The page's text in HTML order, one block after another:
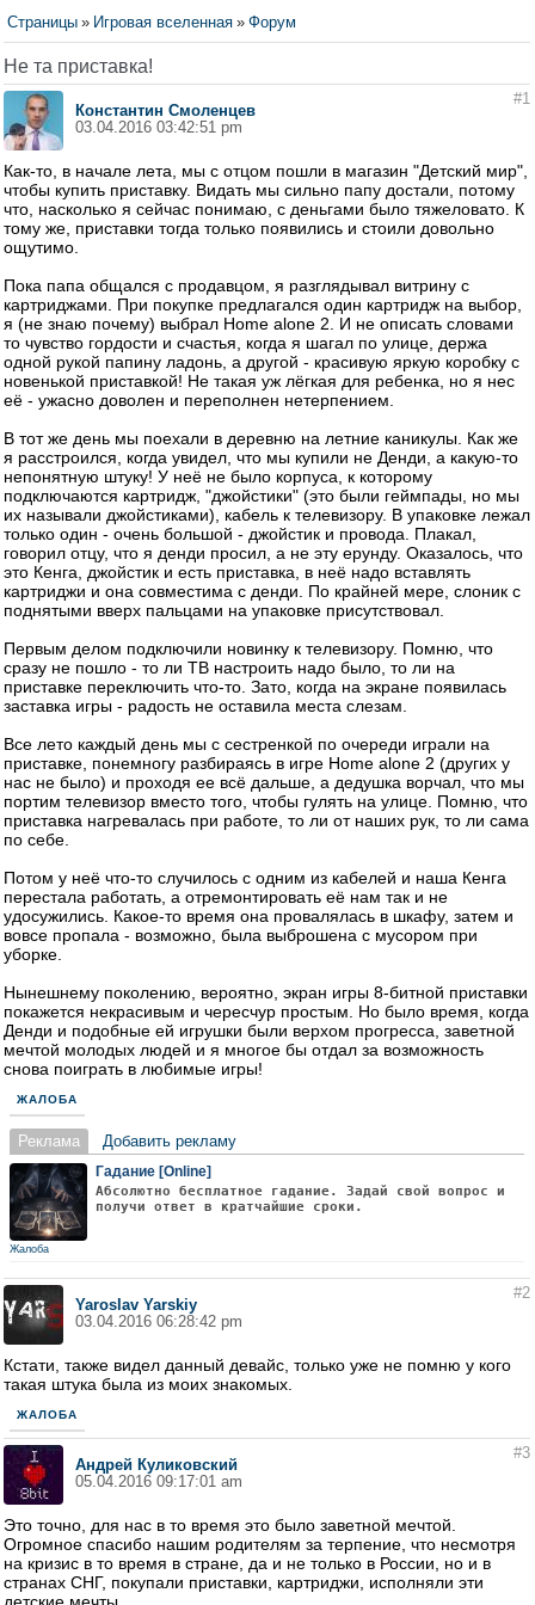
Страницы » Игровая вселенная » Форум
Не та приставка!
Константин Смоленцев
03.04.2016 03:42:51 pm
#1
Как-то, в начале лета, мы с отцом пошли в магазин "Детский мир",
чтобы купить приставку. Видать мы сильно папу достали, потому
что, насколько я сейчас понимаю, с деньгами было тяжеловато. К
тому же, приставки тогда только появились и стоили довольно
ощутимо.
Пока папа общался с продавцом, я разглядывал витрину с
картриджами. При покупке предлагался один картридж на выбор,
я (не знаю почему) выбрал Home alone 2. И не описать словами
то чувство гордости и счастья, когда я шагал по улице, держа
одной рукой папину ладонь, а другой - красивую яркую коробку с
новенькой приставкой! Не такая уж лёгкая для ребенка, но я нес
её - ужасно доволен и переполнен нетерпением.
В тот же день мы поехали в деревню на летние каникулы. Как же
я расстроился, когда увидел, что мы купили не Денди, а какую-то
непонятную штуку! У неё не было корпуса, к которому
подключаются картридж, "джойстики" (это были геймпады, но мы
их называли джойстиками), кабель к телевизору. В упаковке лежал
только один - очень большой - джойстик и провода. Плакал,
говорил отцу, что я денди просил, а не эту ерунду. Оказалось, что
это Кенга, джойстик и есть приставка, в неё надо вставлять
картриджи и она совместима с денди. По крайней мере, слоник с
поднятыми вверх пальцами на упаковке присутствовал.
Первым делом подключили новинку к телевизору. Помню, что
сразу не пошло - то ли ТВ настроить надо было, то ли на
приставке переключить что-то. Зато, когда на экране появилась
заставка игры - радость не оставила места слезам.
Все лето каждый день мы с сестренкой по очереди играли на
приставке, понемногу разбираясь в игре Home alone 2 (других у
нас не было) и проходя ее всё дальше, а дедушка ворчал, что мы
портим телевизор вместо того, чтобы гулять на улице. Помню, что
приставка нагревалась при работе, то ли от наших рук, то ли сама
по себе.
Потом у неё что-то случилось с одним из кабелей и наша Кенга
перестала работать, а отремонтировать её нам так и не
удосужились. Какое-то время она провалялась в шкафу, затем и
вовсе пропала - возможно, была выброшена с мусором при
уборке.
Нынешнему поколению, вероятно, экран игры 8-битной приставки
покажется некрасивым и чересчур простым. Но было время, когда
Денди и подобные ей игрушки были верхом прогресса, заветной
мечтой молодых людей и я многое бы отдал за возможность
снова поиграть в любимые игры!
ЖАЛОБА
Реклама Добавить рекламу
Гадание [Online]
Абсолютно бесплатное гадание. Задай свой вопрос и
получи ответ в кратчайшие сроки.
Жалоба
Yaroslav Yarskiy
03.04.2016 06:28:42 pm
#2
Кстати, также видел данный девайс, только уже не помню у кого
такая штука была из моих знакомых.
ЖАЛОБА
Андрей Куликовский
05.04.2016 09:17:01 am
#3
Это точно, для нас в то время это было заветной мечтой.
Огромное спасибо нашим родителям за терпение, что несмотря
на кризис в то время в стране, да и не только в России, но и в
странах СНГ, покупали приставки, картриджи, исполняли эти